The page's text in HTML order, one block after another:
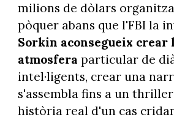
milions de dòlars
pòquer abans que l'FBI la
Sorkin aconsegueix crear
atmosfera particular de
intel·ligents, crear una
s'assembla fins a un
història real d'un cas